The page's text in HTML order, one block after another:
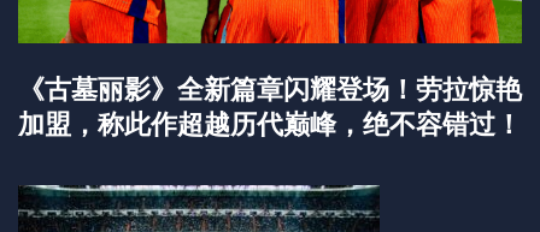
《古墓丽影》全新篇章闪耀登场！劳拉惊艳
加盟，称此作超越历代巅峰，绝不容错过！